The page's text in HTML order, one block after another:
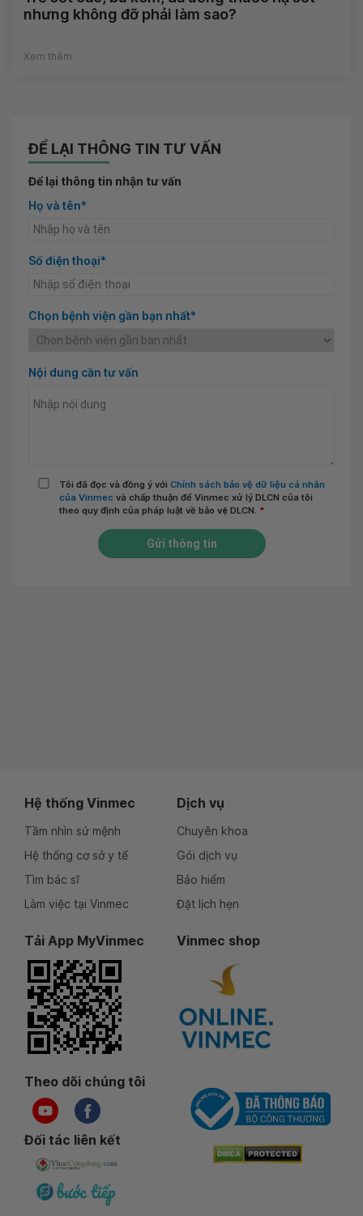
nhưng không đỡ phải làm sao?
Xem thêm
ĐỂ LẠI THÔNG TIN TƯ VẤN
Để lại thông tin nhận tư vấn
Họ và tên*
Số điện thoại*
Chọn bệnh viện gần bạn nhất*
Nội dung cần tư vấn
Tôi đã đọc và đồng ý với Chính sách bảo vệ dữ liệu cá nhân
của Vinmec và chấp thuận để Vinmec xử lý DLCN của tôi
theo quy định của pháp luật về bảo vệ DLCN. *
Gửi thông tin
Hệ thống Vinmec
Tầm nhìn sứ mệnh
Hệ thống cơ sở y tế
Tìm bác sĩ
Làm việc tại Vinmec
Dịch vụ
Chuyên khoa
Gói dịch vụ
Bảo hiểm
Đặt lịch hẹn
Tải App MyVinmec Vinmec shop
Theo dõi chúng tôi
Đối tác liên kết